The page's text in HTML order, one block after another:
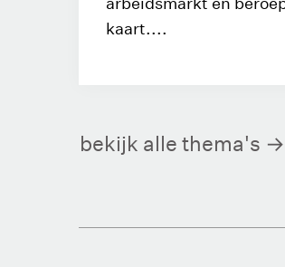
kaart....
bekijk alle thema's